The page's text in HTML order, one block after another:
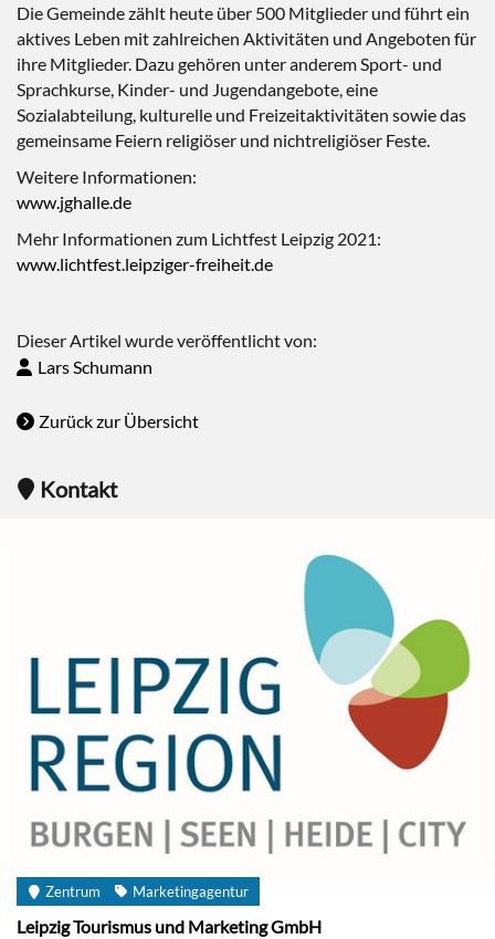
Die Gemeinde zählt heute über 500 Mitglieder und führt ein
aktives Leben mit zahlreichen Aktivitäten und Angeboten für
ihre Mitglieder. Dazu gehören unter anderem Sport- und
Sprachkurse, Kinder- und Jugendangebote, eine
Sozialabteilung, kulturelle und Freizeitaktivitäten sowie das
gemeinsame Feiern religiöser und nichtreligiöser Feste.
Weitere Informationen:
www.jghalle.de
Mehr Informationen zum Lichtfest Leipzig 2021:
www.lichtfest.leipziger-freiheit.de
Dieser Artikel wurde veröffentlicht von:
Lars Schumann
Zurück zur Übersicht
Kontakt
Zentrum Marketingagentur
Leipzig Tourismus und Marketing GmbH